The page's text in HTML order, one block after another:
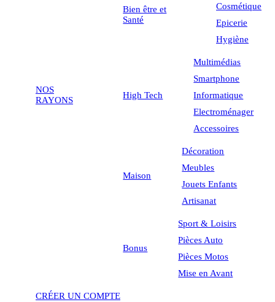
NOS
RAYONS
Bien être et
Santé
Cosmétique
Epicerie
Hygiène
High Tech
Multimédias
Smartphone
Informatique
Electroménager
Accessoires
Maison
Décoration
Meubles
Jouets Enfants
Artisanat
Bonus
Sport & Loisirs
Pièces Auto
Pièces Motos
Mise en Avant
CRÉER UN COMPTE